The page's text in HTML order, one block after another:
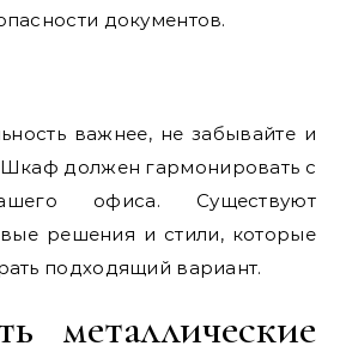
документов.
важнее, не забывайте и
должен гармонировать с
офиса. Существуют
решения и стили, которые
подходящий вариант.
металлические